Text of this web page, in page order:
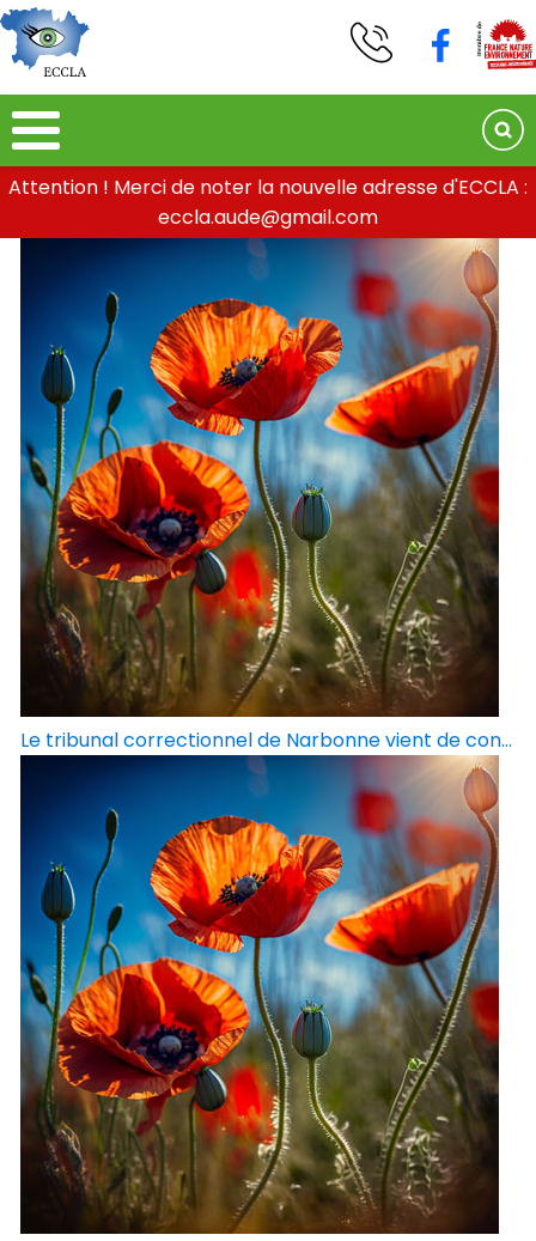
Attention ! Merci de noter la nouvelle adresse d'ECCLA :
eccla.aude@gmail.com
Le tribunal correctionnel de Narbonne vient de con...